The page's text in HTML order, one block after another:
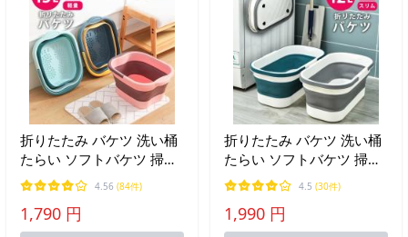
折りたたみ バケツ 洗い桶
たらい ソフトバケツ 掃除
洗車 釣り 足湯 フットバス
コンパクト 収納 新生活
^bm1279^セール sale
4.56 (84件)
1,790 円
折りたたみ バケツ 洗い桶
たらい ソフトバケツ 掃除
洗車 釣り 足湯 コンパクト
収納 新生活^bm1280^セー
ル sale
4.5 (30件)
1,990 円